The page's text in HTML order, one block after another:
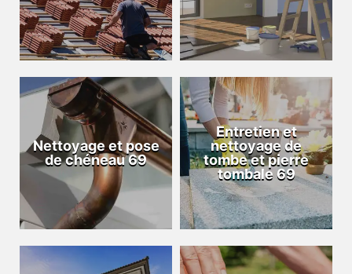
Nettoyage et pose
de chéneau 69
Entretien et
nettoyage de
tombe et pierre
tombale 69